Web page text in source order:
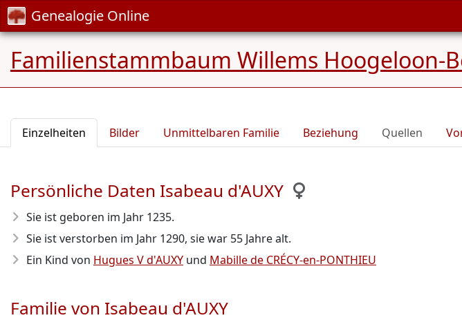
Genealogie Online
Familienstammbaum Willems Hoogeloon-
Einzelheiten Bilder Unmittelbaren Familie Beziehung Quellen
Persönliche Daten Isabeau d'AUXY
Sie ist geboren im Jahr 1235.
Sie ist verstorben im Jahr 1290, sie war 55 Jahre alt.
Ein Kind von Hugues V d'AUXY und Mabille de CRÉCY-en-PONTHIEU
Familie von Isabeau d'AUXY